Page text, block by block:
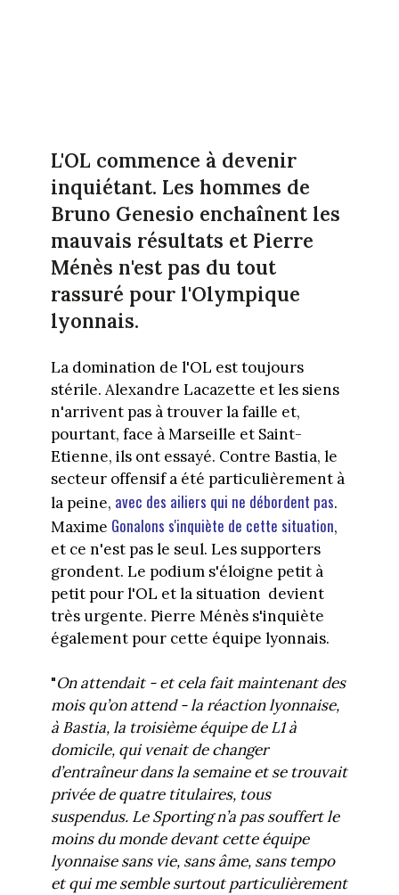
L'OL commence à devenir
inquiétant. Les hommes de
Bruno Genesio enchaînent les
mauvais résultats et Pierre
Ménès n'est pas du tout
rassuré pour l'Olympique
lyonnais.
La domination de l'OL est toujours
stérile. Alexandre Lacazette et les siens
n'arrivent pas à trouver la faille et,
pourtant, face à Marseille et Saint-
Etienne, ils ont essayé. Contre Bastia, le
secteur offensif a été particulièrement à
la peine, avec des ailiers qui ne débordent pas.
Maxime Gonalons s'inquiète de cette situation,
et ce n'est pas le seul. Les supporters
grondent. Le podium s'éloigne petit à
petit pour l'OL et la situation devient
très urgente. Pierre Ménès s'inquiète
également pour cette équipe lyonnais.
"On attendait - et cela fait maintenant des
mois qu’on attend - la réaction lyonnaise,
à Bastia, la troisième équipe de L1 à
domicile, qui venait de changer
d’entraîneur dans la semaine et se trouvait
privée de quatre titulaires, tous
suspendus. Le Sporting n’a pas souffert le
moins du monde devant cette équipe
lyonnaise sans vie, sans âme, sans tempo
et qui me semble surtout particulièrement